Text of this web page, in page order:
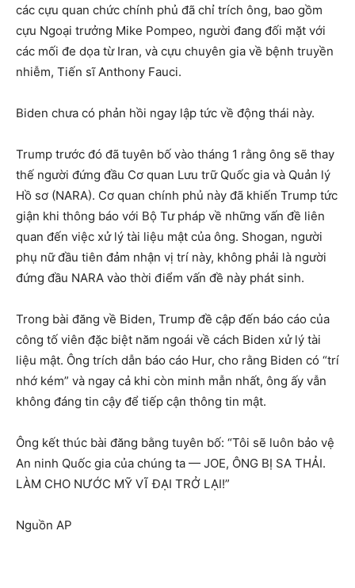
các cựu quan chức chính phủ đã chỉ trích ông, bao gồm
cựu Ngoại trưởng Mike Pompeo, người đang đối mặt với
các mối đe dọa từ Iran, và cựu chuyên gia về bệnh truyền
nhiễm, Tiến sĩ Anthony Fauci.
Biden chưa có phản hồi ngay lập tức về động thái này.
Trump trước đó đã tuyên bố vào tháng 1 rằng ông sẽ thay
thế người đứng đầu Cơ quan Lưu trữ Quốc gia và Quản lý
Hồ sơ (NARA). Cơ quan chính phủ này đã khiến Trump tức
giận khi thông báo với Bộ Tư pháp về những vấn đề liên
quan đến việc xử lý tài liệu mật của ông. Shogan, người
phụ nữ đầu tiên đảm nhận vị trí này, không phải là người
đứng đầu NARA vào thời điểm vấn đề này phát sinh.
Trong bài đăng về Biden, Trump đề cập đến báo cáo của
công tố viên đặc biệt năm ngoái về cách Biden xử lý tài
liệu mật. Ông trích dẫn báo cáo Hur, cho rằng Biden có “trí
nhớ kém” và ngay cả khi còn minh mẫn nhất, ông ấy vẫn
không đáng tin cậy để tiếp cận thông tin mật.
Ông kết thúc bài đăng bằng tuyên bố: “Tôi sẽ luôn bảo vệ
An ninh Quốc gia của chúng ta — JOE, ÔNG BỊ SA THẢI.
LÀM CHO NƯỚC MỸ VĨ ĐẠI TRỞ LẠI!”
Nguồn AP